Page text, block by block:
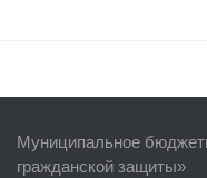
Об учреждении
Муниципальное
гражданской защиты»